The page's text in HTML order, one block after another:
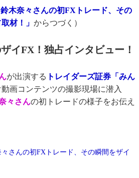
鈴木奈々さんの初FXトレード、その
材！」 からつづく）
イFX！独占インタビュー！
が出演する トレイダーズ証券「みん
画コンテンツの撮影現場に潜入
々さんの初トレードの様子をお伝え
さんの初FXトレード、その瞬間をザイ